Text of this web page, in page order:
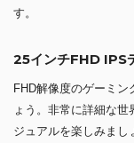
す。
25インチFHD IPS
FHD解像度のゲーミ
ょう。非常に詳細な
ジュアルを楽しみま